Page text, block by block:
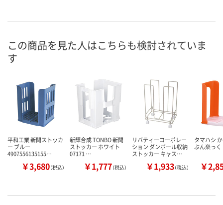
この商品を見た人はこちらも検討されていま
す
平和工業 新聞ストッカ
ー ブルー
4907556135155…
￥3,680（税込）
新輝合成 TONBO 新聞
ストッカー ホワイト
07171 …
￥1,777（税込）
リバティーコーポレー
ション ダンボール収納
ストッカー キャス…
￥1,933（税込）
タマハシ
ぶん楽っく
￥